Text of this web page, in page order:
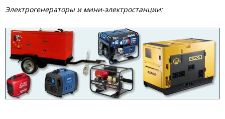
Электрогенераторы и мини-электростанции: